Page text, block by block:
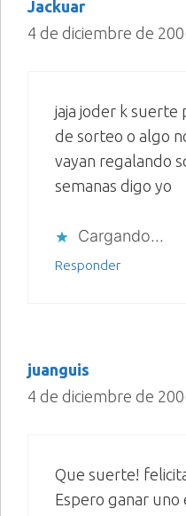
Jackuar
4 de diciembre de
jaja joder k suerte
de sorteo o algo
vayan regalando
semanas digo yo
Cargando...
Responder
juanguis
4 de diciembre de
Que suerte!
Espero ganar uno